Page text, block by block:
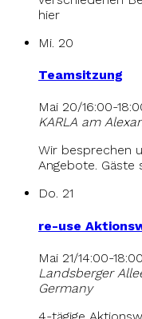
hier
Mi. 20
Teamsitzung
Mai 20/16:00-
KARLA am
Wir besprechen
Angebote.
Do. 21
re-use
Mai 21/14:00-18:00
Landsberger
Germany